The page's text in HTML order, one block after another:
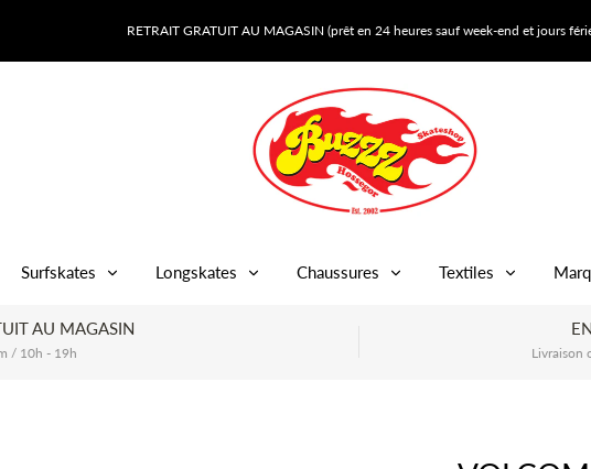
RETRAIT GRATUIT AU MAGASIN (prêt en 24 heures sauf week-end et jours
Surfskates Longskates Chaussures Textiles
AU MAGASIN
/ 10h - 19h Livraison